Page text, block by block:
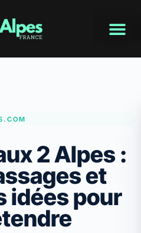
2 Alpes :
et
idées pour